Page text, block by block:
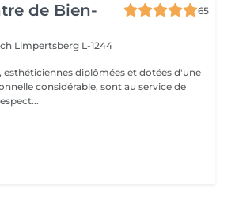
de Bien-
65
Limpertsberg L-1244
esthéticiennes diplômées et dotées d'une
considérable, sont au service de
être. Le respect...